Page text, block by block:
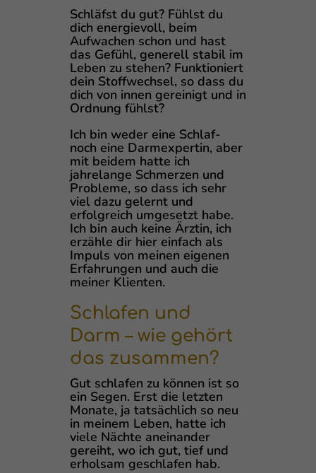
Schläfst du gut? Fühlst du
dich energievoll, beim
Aufwachen schon und hast
das Gefühl, generell stabil im
Leben zu stehen? Funktioniert
dein Stoffwechsel, so dass du
dich von innen gereinigt und in
Ordnung fühlst?
Ich bin weder eine Schlaf-
noch eine Darmexpertin, aber
mit beidem hatte ich
jahrelange Schmerzen und
Probleme, so dass ich sehr
viel dazu gelernt und
erfolgreich umgesetzt habe.
Ich bin auch keine Ärztin, ich
erzähle dir hier einfach als
Impuls von meinen eigenen
Erfahrungen und auch die
meiner Klienten.
Schlafen und
Darm – wie gehört
das zusammen?
Gut schlafen zu können ist so
ein Segen. Erst die letzten
Monate, ja tatsächlich so neu
in meinem Leben, hatte ich
viele Nächte aneinander
gereiht, wo ich gut, tief und
erholsam geschlafen hab.